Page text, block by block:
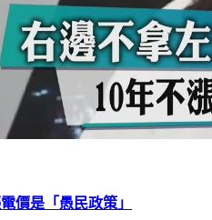
價是「愚民政策」